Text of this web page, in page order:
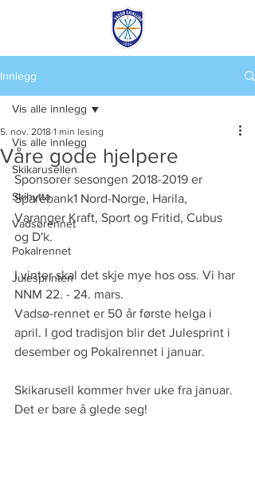
Innlegg
Vis alle innlegg
Skikarusellen
Skihytta
Vadsørennet
Pokalrennet
Julesprinten
Vis alle innlegg
Våre gode hjelpere
5. nov. 2018 1 min lesing
Sponsorer sesongen 2018-2019 er
Sparebank1 Nord-Norge, Harila,
Varanger Kraft, Sport og Fritid, Cubus
og D'k.
I vinter skal det skje mye hos oss. Vi har
NNM 22. - 24. mars.
Vadsø-rennet er 50 år første helga i
april. I god tradisjon blir det Julesprint i
desember og Pokalrennet i januar.
Skikarusell kommer hver uke fra januar.
Det er bare å glede seg!